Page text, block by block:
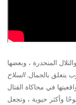
المنحدرة ، وبعضها
يتعلق بالجمال.السلاح
وأكثر حيوية ، وتجعل